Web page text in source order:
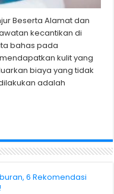
Beserta Alamat dan
kecantikan di
bahas pada
kulit yang
biaya yang tidak
adalah
6 Rekomendasi